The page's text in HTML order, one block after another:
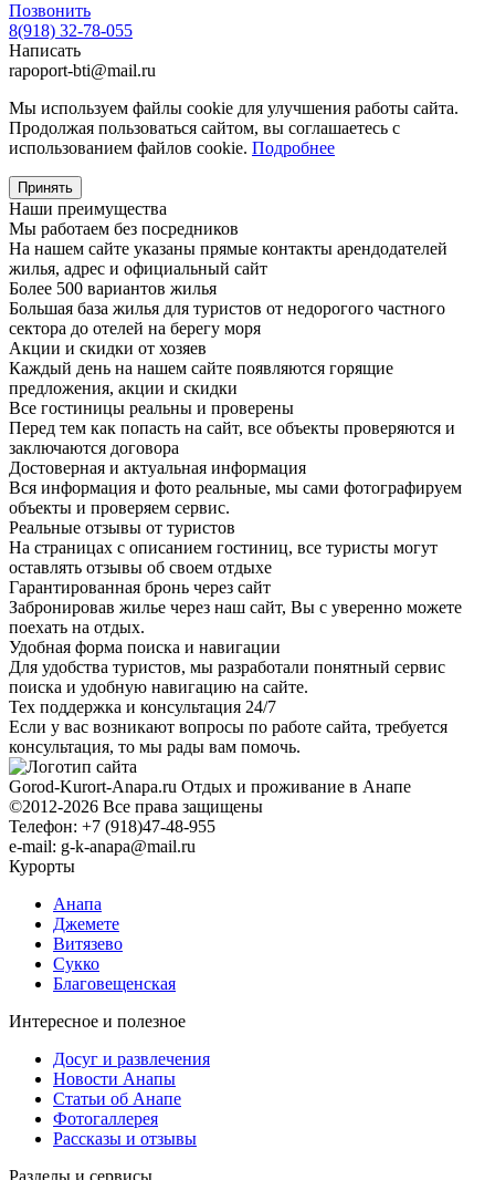
Позвонить
8(918) 32-78-055
Написать
rapoport-bti@mail.ru
Мы используем файлы cookie для улучшения работы сайта.
Продолжая пользоваться сайтом, вы соглашаетесь с
использованием файлов cookie. Подробнее
Принять
Наши преимущества
Мы работаем без посредников
На нашем сайте указаны прямые контакты арендодателей
жилья, адрес и официальный сайт
Более 500 вариантов жилья
Большая база жилья для туристов от недорогого частного
сектора до отелей на берегу моря
Акции и скидки от хозяев
Каждый день на нашем сайте появляются горящие
предложения, акции и скидки
Все гостиницы реальны и проверены
Перед тем как попасть на сайт, все объекты проверяются и
заключаются договора
Достоверная и актуальная информация
Вся информация и фото реальные, мы сами фотографируем
объекты и проверяем сервис.
Реальные отзывы от туристов
На страницах с описанием гостиниц, все туристы могут
оставлять отзывы об своем отдыхе
Гарантированная бронь через сайт
Забронировав жилье через наш сайт, Вы с уверенно можете
поехать на отдых.
Удобная форма поиска и навигации
Для удобства туристов, мы разработали понятный сервис
поиска и удобную навигацию на сайте.
Тех поддержка и консультация 24/7
Если у вас возникают вопросы по работе сайта, требуется
консультация, то мы рады вам помочь.
Gorod-Kurort-Anapa.ru Отдых и проживание в Анапе
©2012-2026 Все права защищены
Телефон: +7 (918)47-48-955
e-mail: g-k-anapa@mail.ru
Курорты
Анапа
Джемете
Витязево
Сукко
Благовещенская
Интересное и полезное
Досуг и развлечения
Новости Анапы
Статьи об Анапе
Фотогаллерея
Рассказы и отзывы